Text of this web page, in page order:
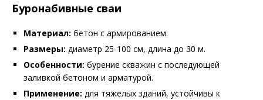
Буронабивные сваи
Материал: бетон с армированием.
Размеры: диаметр 25-100 см, длина до 30 м.
Особенности: бурение скважин с последующей
заливкой бетоном и арматурой.
Применение: для тяжелых зданий, устойчивы к